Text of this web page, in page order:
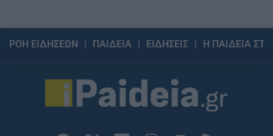
ΡΟΗ ΕΙΔΗΣΕΩΝ ΠΑΙΔΕΙΑ ΕΙΔΗΣΕΙΣ Η ΠΑΙΔΕΙΑ